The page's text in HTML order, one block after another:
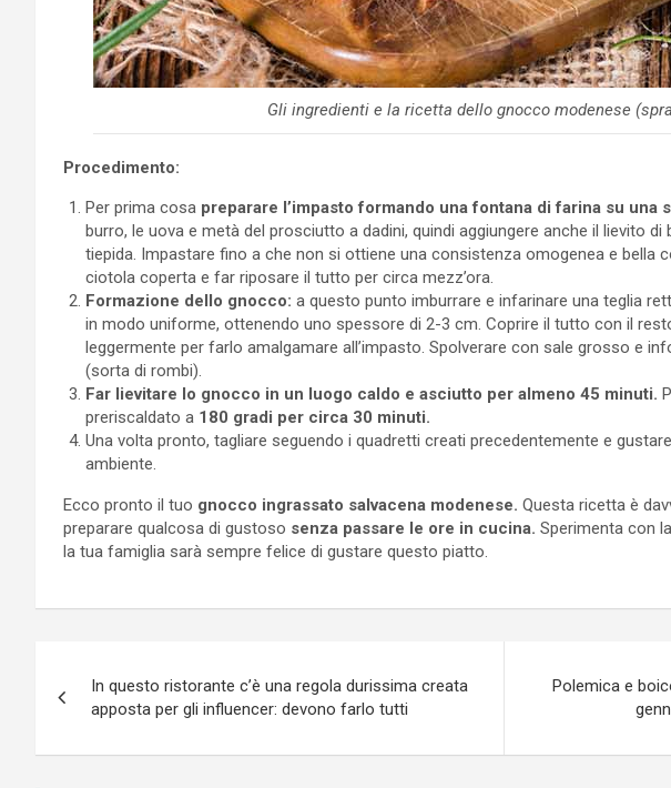
Gli ingredienti e la ricetta dello gnocco modenese
Procedimento:
Per prima cosa preparare l’impasto formando una fontana di farina su una
burro, le uova e metà del prosciutto a dadini, quindi aggiungere anche il lievito
tiepida. Impastare fino a che non si ottiene una consistenza omogenea e bella
ciotola coperta e far riposare il tutto per circa mezz’ora.
Formazione dello gnocco: a questo punto imburrare e infarinare una teglia
in modo uniforme, ottenendo uno spessore di 2-3 cm. Coprire il tutto con il
leggermente per farlo amalgamare all’impasto. Spolverare con sale grosso e
(sorta di rombi).
Far lievitare lo gnocco in un luogo caldo e asciutto per almeno 45 minuti.
preriscaldato a 180 gradi per circa 30 minuti.
Una volta pronto, tagliare seguendo i quadretti creati precedentemente e
ambiente.
Ecco pronto il tuo gnocco ingrassato salvacena modenese. Questa ricetta è
preparare qualcosa di gustoso senza passare le ore in cucina. Sperimenta con
la tua famiglia sarà sempre felice di gustare questo piatto.
articoli
In questo ristorante c’è una regola durissima creata
apposta per gli influencer: devono farlo tutti
Polemica e